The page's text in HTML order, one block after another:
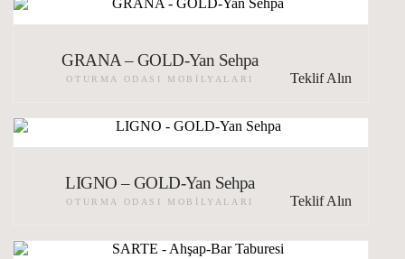
GRANA – GOLD-Yan Sehpa
OTURMA ODASI MOBILYALARI Teklif Alın
LIGNO – GOLD-Yan Sehpa
OTURMA ODASI MOBILYALARI Teklif Alın